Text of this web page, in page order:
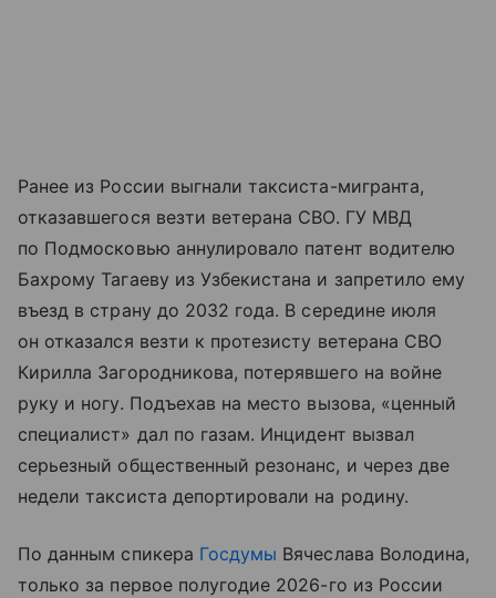
Ранее из России выгнали таксиста-мигранта,
отказавшегося везти ветерана СВО. ГУ МВД
по Подмосковью аннулировало патент водителю
Бахрому Тагаеву из Узбекистана и запретило ему
въезд в страну до 2032 года. В середине июля
он отказался везти к протезисту ветерана СВО
Кирилла Загородникова, потерявшего на войне
руку и ногу. Подъехав на место вызова, «ценный
специалист» дал по газам. Инцидент вызвал
серьезный общественный резонанс, и через две
недели таксиста депортировали на родину.
По данным спикера Госдумы Вячеслава Володина,
только за первое полугодие 2026-го из России